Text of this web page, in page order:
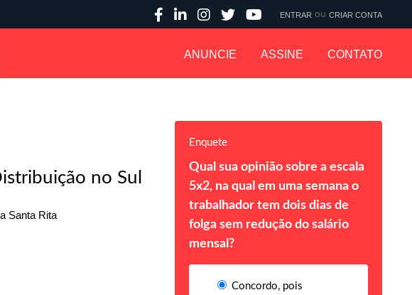
ANUNCIE ASSINE CONTATO
ENTRAR ou CRIAR CONTA
no Sul
Santa Rita
Enquete
Qual sua opinião sobre a escala
5x2, na qual em uma semana o
trabalhador tem dois dias de
folga sem redução do salário
mensal?
Concordo, pois